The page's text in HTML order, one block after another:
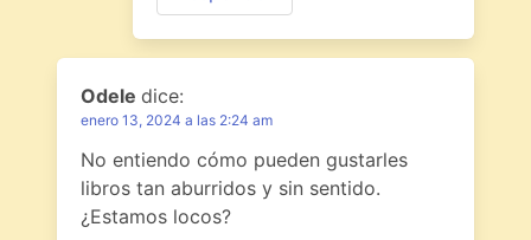
Odele dice:
enero 13, 2024 a las 2:24 am
No entiendo cómo pueden gustarles
libros tan aburridos y sin sentido.
¿Estamos locos?